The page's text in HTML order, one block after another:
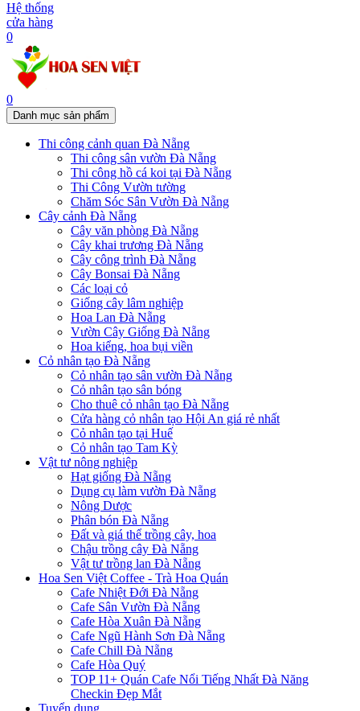
Hệ thống
cửa hàng
0
0
Danh mục sản phẩm
Thi công cảnh quan Đà Nẵng
Thi công sân vườn Đà Nẵng
Thi công hồ cá koi tại Đà Nẵng
Thi Công Vườn tường
Chăm Sóc Sân Vườn Đà Nẵng
Cây cảnh Đà Nẵng
Cây văn phòng Đà Nẵng
Cây khai trương Đà Nẵng
Cây công trình Đà Nẵng
Cây Bonsai Đà Nẵng
Các loại cỏ
Giống cây lâm nghiệp
Hoa Lan Đà Nẵng
Vườn Cây Giống Đà Nẵng
Hoa kiểng, hoa bụi viền
Cỏ nhân tạo Đà Nẵng
Cỏ nhân tạo sân vườn Đà Nẵng
Cỏ nhân tạo sân bóng
Cho thuê cỏ nhân tạo Đà Nẵng
Cửa hàng cỏ nhân tạo Hội An giá rẻ nhất
Cỏ nhân tạo tại Huế
Cỏ nhân tạo Tam Kỳ
Vật tư nông nghiệp
Hạt giống Đà Nẵng
Dụng cụ làm vườn Đà Nẵng
Nông Dược
Phân bón Đà Nẵng
Đất và giá thể trồng cây, hoa
Chậu trồng cây Đà Nẵng
Vật tư trồng lan Đà Nẵng
Hoa Sen Việt Coffee - Trà Hoa Quán
Cafe Nhiệt Đới Đà Nẵng
Cafe Sân Vườn Đà Nẵng
Cafe Hòa Xuân Đà Nẵng
Cafe Ngũ Hành Sơn Đà Nẵng
Cafe Chill Đà Nẵng
Cafe Hòa Quý
TOP 11+ Quán Cafe Nổi Tiếng Nhất Đà Năng
Checkin Đẹp Mắt
Tuyển dụng